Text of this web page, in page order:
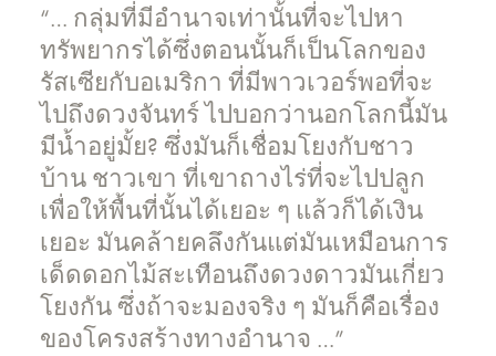
“… กลุ่มที่มีอำนาจเท่านั้นที่จะไปหา
ทรัพยากรได้ซึ่งตอนนั้นก็เป็นโลกของ
รัสเซียกับอเมริกา ที่มีพาวเวอร์พอที่จะ
ไปถึงดวงจันทร์ ไปบอกว่านอกโลกนี้มัน
มีน้ำอยู่มั้ย? ซึ่งมันก็เชื่อมโยงกับชาว
บ้าน ชาวเขา ที่เขาถางไร่ที่จะไปปลูก
เพื่อให้พื้นที่นั้นได้เยอะ ๆ แล้วก็ได้เงิน
เยอะ มันคล้ายคลึงกันแต่มันเหมือนการ
เด็ดดอกไม้สะเทือนถึงดวงดาวมันเกี่ยว
โยงกัน ซึ่งถ้าจะมองจริง ๆ มันก็คือเรื่อง
ของโครงสร้างทางอำนาจ …”